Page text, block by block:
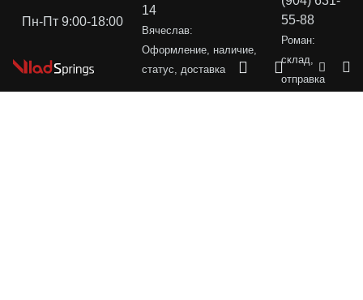
Пн-Пт 9:00-18:00
14
Вячеслав:
Оформление, наличие,
статус, доставка
55-88
Роман:
склад,
отправка